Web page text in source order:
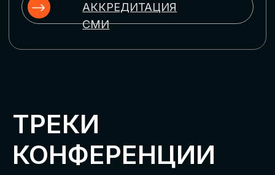
ЦИФРОВИЗАЦИЯ
МАРКЕТИНГА И ПРОДАЖ
Обменяемся опытом, какие ИИ-решения
в маркетинге и продажах наиболее
ЦИФРОВИЗАЦИЯ
КЛИЕНТСКОГО СЕРВИСА
Разберем кейсы в сфере цифровизации